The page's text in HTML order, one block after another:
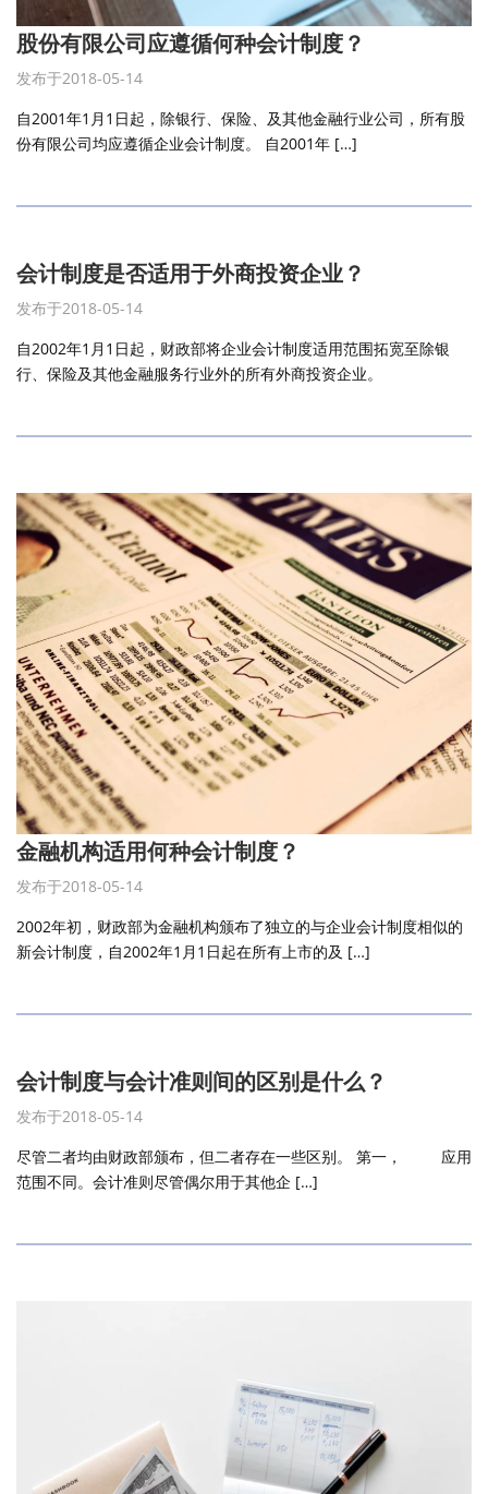
股份有限公司应遵循何种会计制度？
发布于2018-05-14
自2001年1月1日起，除银行、保险、及其他金融行业公司，所有股
份有限公司均应遵循企业会计制度。 自2001年 […]
会计制度是否适用于外商投资企业？
发布于2018-05-14
自2002年1月1日起，财政部将企业会计制度适用范围拓宽至除银
行、保险及其他金融服务行业外的所有外商投资企业。
金融机构适用何种会计制度？
发布于2018-05-14
2002年初，财政部为金融机构颁布了独立的与企业会计制度相似的
新会计制度，自2002年1月1日起在所有上市的及 […]
会计制度与会计准则间的区别是什么？
发布于2018-05-14
尽管二者均由财政部颁布，但二者存在一些区别。 第一， 应用
范围不同。会计准则尽管偶尔用于其他企 […]